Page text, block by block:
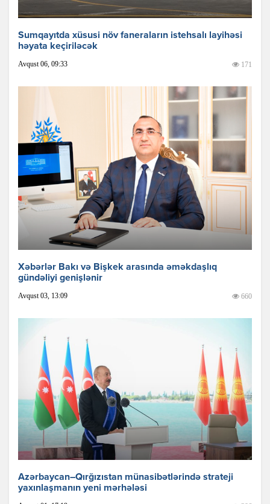
Sumqayıtda xüsusi növ faneraların istehsalı layihəsi
həyata keçiriləcək
Avqust 06, 09:33 171
Xəbərlər Bakı və Bişkek arasında əməkdaşlıq
gündəliyi genişlənir
Avqust 03, 13:09 660
Azərbaycan–Qırğızıstan münasibətlərində strateji
yaxınlaşmanın yeni mərhələsi